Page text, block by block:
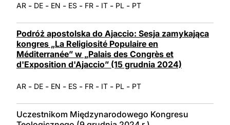
AR - DE - EN - ES - FR - IT - PL - PT
Podróż apostolska do Ajaccio: Sesja zamykająca
kongres „La Religiosité Populaire en
Méditerranée” w „Palais des Congrès et
d'Exposition d'Ajaccio” (15 grudnia 2024)
AR - DE - EN - ES - FR - IT - PL - PT
Uczestnikom Międzynarodowego Kongresu